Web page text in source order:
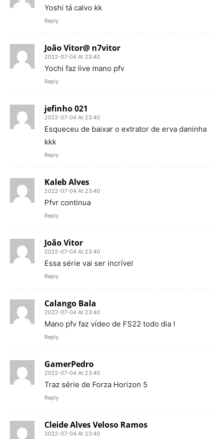
Yoshi tá calvo kk
Reply
João Vitor@ n7vitor
2022-07-04 At 23:40
Yochi faz live mano pfv
Reply
jefinho 021
2022-07-04 At 23:40
Esqueceu de baixar o extrator de erva daninha
kkk
Reply
Kaleb Alves
2022-07-04 At 23:40
Pfvr continua
Reply
João Vitor
2022-07-04 At 23:40
Essa série vai ser incrível
Reply
Calango Bala
2022-07-04 At 23:40
Mano pfv faz vídeo de FS22 todo dia !
Reply
GamerPedro
2022-07-04 At 23:40
Traz série de Forza Horizon 5
Reply
Cleide Alves Veloso Ramos
2022-07-04 At 23:40